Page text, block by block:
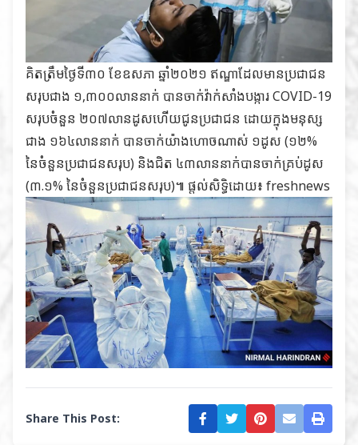
គិតត្រឹមថ្ងៃទី៣០ ខែឧសភា ឆ្នាំ២០២១ ឥណ្ឌាដែលមានប្រជាជន
សរុបជាង ១,៣០០លាននាក់ បានចាក់វ៉ាក់សាំងបង្ការ COVID-19
សរុបចំនួន ២០៧លានដូសហើយជូនប្រជាជន ដោយក្នុងមនុស្ស
ជាង ១៦៤លាននាក់ បានចាក់យ៉ាងហោចណាស់ ១ដូស (១២%
នៃចំនួនប្រជាជនសរុប) និងជិត ៤៣លាននាក់បានចាក់គ្រប់ដូស
(៣.១% នៃចំនួនប្រជាជនសរុប)៕ ផ្តល់សិទ្ធិដោយ៖ freshnews
Share This Post: